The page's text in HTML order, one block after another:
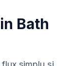
Bath